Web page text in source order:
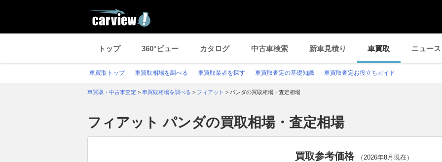
トップ 360°ビュー カタログ 中古車検索 新車見積り 車買取 ニュース
車買取トップ 車買取相場を調べる 車買取業者を探す 車買取査定の基礎知識 車買取査定お役立ちガイド
車買取・中古車査定 > 車買取相場を調べる > フィアット > パンダの買取相場・査定相場
フィアット パンダの買取相場・査定相場
買取参考価格 （2026年8月 現在）